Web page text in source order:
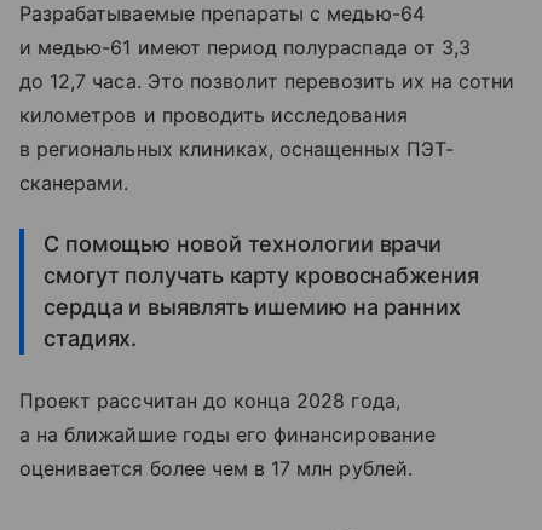
Разрабатываемые препараты с медью-64
и медью-61 имеют период полураспада от 3,3
до 12,7 часа. Это позволит перевозить их на сотни
километров и проводить исследования
в региональных клиниках, оснащенных ПЭТ-
сканерами.
С помощью новой технологии врачи
смогут получать карту кровоснабжения
сердца и выявлять ишемию на ранних
стадиях.
Проект рассчитан до конца 2028 года,
а на ближайшие годы его финансирование
оценивается более чем в 17 млн рублей.